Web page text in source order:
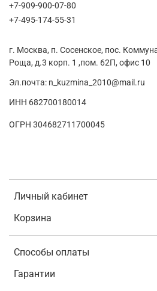
Личный кабинет
Корзина
Способы оплаты
Гарантии
+7-909-900-07-80
+7-495-174-55-31
г. Москва, п. Сосенское, пос.
Роща, д.3 корп. 1 ,пом. 62П, офис 10
Эл.почта: n_kuzmina_2010@mail.ru
ИНН 682700180014
ОГРН 304682711700045